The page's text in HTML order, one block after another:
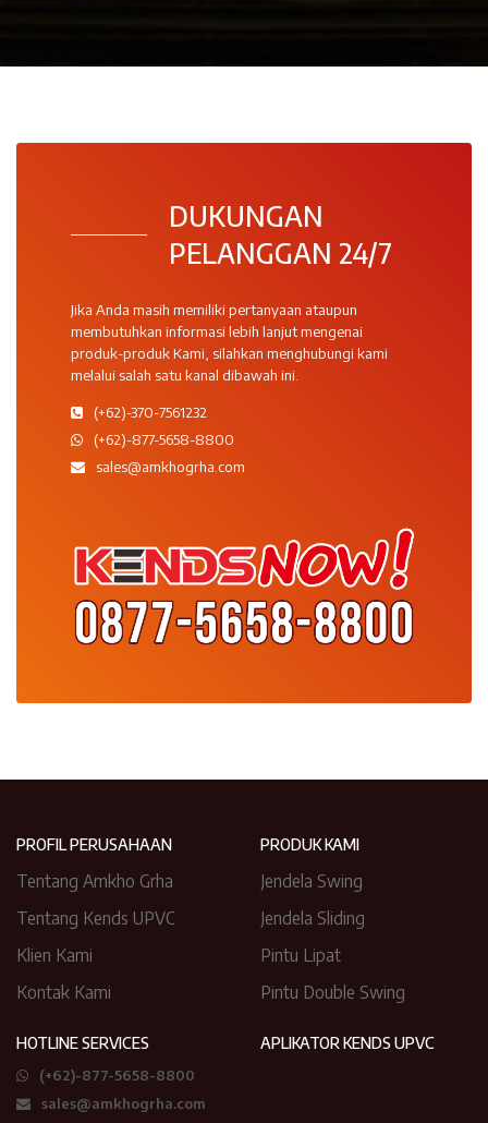
DUKUNGAN
PELANGGAN 24/7
Jika Anda masih memiliki pertanyaan ataupun
membutuhkan informasi lebih lanjut mengenai
produk-produk Kami, silahkan menghubungi kami
melalui salah satu kanal dibawah ini.
(+62)-370-7561232
(+62)-877-5658-8800
sales@amkhogrha.com
PROFIL PERUSAHAAN
Tentang Amkho Grha
Tentang Kends UPVC
Klien Kami
Kontak Kami
PRODUK KAMI
Jendela Swing
Jendela Sliding
Pintu Lipat
Pintu Double Swing
HOTLINE SERVICES
(+62)-877-5658-8800
sales@amkhogrha.com
APLIKATOR KENDS UPVC